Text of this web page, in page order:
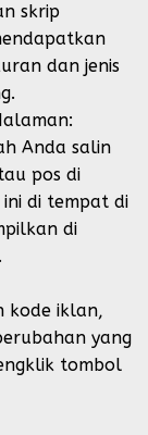
skrip
dan jenis
Anda salin
pos di
ini di tempat di
di
kode iklan,
yang
tombol